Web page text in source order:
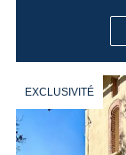
EXCLUSIVITÉ